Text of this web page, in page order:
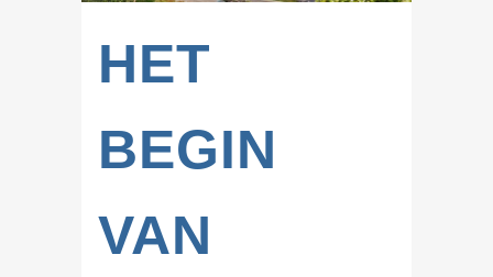
HET
BEGIN
VAN